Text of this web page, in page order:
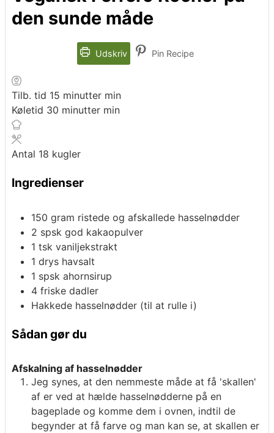
den sunde måde
Udskriv Pin Recipe
Tilb. tid 15 minutter min
Køletid 30 minutter min
Antal 18 kugler
Ingredienser
150 gram ristede og afskallede hasselnødder
2 spsk god kakaopulver
1 tsk vaniljekstrakt
1 drys havsalt
1 spsk ahornsirup
4 friske dadler
Hakkede hasselnødder (til at rulle i)
Sådan gør du
Afskalning af hasselnødder
Jeg synes, at den nemmeste måde at få 'skallen'
af er ved at hælde hasselnødderne på en
bageplade og komme dem i ovnen, indtil de
begynder at få farve og man kan se, at skallen er